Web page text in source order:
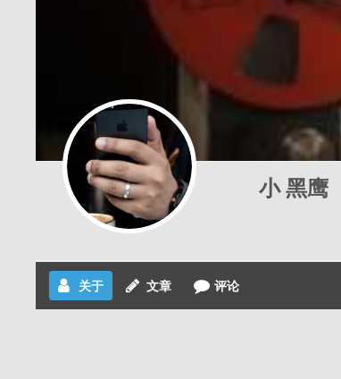
小 黑鹰
关于 文章 评论